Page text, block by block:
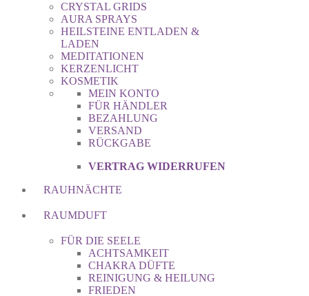
CRYSTAL GRIDS
AURA SPRAYS
HEILSTEINE ENTLADEN &
LADEN
MEDITATIONEN
KERZENLICHT
KOSMETIK
MEIN KONTO
FÜR HÄNDLER
BEZAHLUNG
VERSAND
RÜCKGABE
VERTRAG WIDERRUFEN
RAUHNÄCHTE
RAUMDUFT
FÜR DIE SEELE
ACHTSAMKEIT
CHAKRA DÜFTE
REINIGUNG & HEILUNG
FRIEDEN